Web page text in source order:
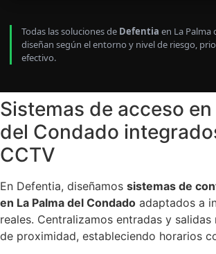
Todas las soluciones de Defentia en La Palma
diseñan según el entorno y nivel de riesgo,
efectivo.
Sistemas de acceso en
del Condado
CCTV
En Defentia, diseñamos sistemas de
en La Palma del Condado adaptados a
reales. Centralizamos entradas y
de proximidad, estableciendo horarios